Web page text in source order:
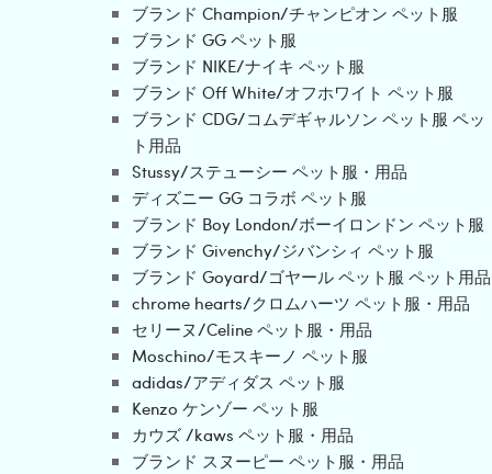
ブランド Champion/チャンピオン ペット服
ブランド GG ペット服
ブランド NIKE/ナイキ ペット服
ブランド Off White/オフホワイト ペット服
ブランド CDG/コムデギャルソン ペット服 ペッ
ト用品
Stussy/ステューシー ペット服・用品
ディズニー GG コラボ ペット服
ブランド Boy London/ボーイロンドン ペット服
ブランド Givenchy/ジバンシィ ペット服
ブランド Goyard/ゴヤール ペット服 ペット用品
chrome hearts/クロムハーツ ペット服・用品
セリーヌ/Celine ペット服・用品
Moschino/モスキーノ ペット服
adidas/アディダス ペット服
Kenzo ケンゾー ペット服
カウズ /kaws ペット服・用品
ブランド スヌーピー ペット服・用品